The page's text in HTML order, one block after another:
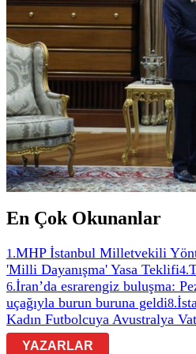
En Çok Okunanlar
1 .MHP İstanbul Milletvekili
'Milli Dayanışma' Yasa Teklifi4.
6.İran’da esrarengiz buluşma:
uçağıyla burun buruna geldi8.
Kadın Futbolcuya Avustralya
YAZARLAR